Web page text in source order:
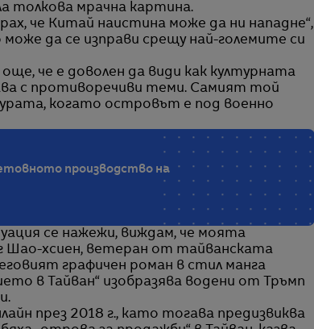
толкова мрачна картина.
че Китай наистина може да ни нападне“,
да се изправи срещу най-големите си
че е доволен да види как културната
с противоречиви теми. Самият той
когато островът е под военно
производство на
се нажежи, виждам, че моята
Шао-хсиен, ветеран от тайванската
графичен роман в стил манга
в Тайван“ изобразява водени от Тръмп
през 2018 г., като тогава предизвиква